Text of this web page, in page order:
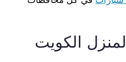
الكويت